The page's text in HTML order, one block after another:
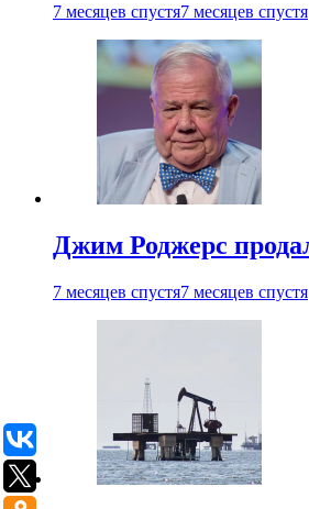
7 месяцев спустя7 месяцев спустя
Джим Роджерс
7 месяцев спустя7 месяцев спустя